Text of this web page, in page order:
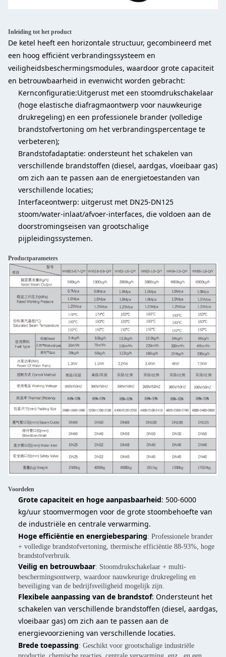
Inleiding tot het product
De ketel heeft een horizontale structuur, gecombineerd met
een hoog efficiënt verbrandingssysteem en
veiligheidsbeschermingsmodules, waardoor grote capaciteit
en betrouwbaarheid in evenwicht worden gebracht:
Kernconfiguratie:Uitgerust met een stoomdrukschakelaar
(hoge elastische diafragmaontwerp voor nauwkeurige
drukregeling) en een professionele brander (volledige
brandstofvertoning om het verbrandingspercentage te
verbeteren);
Brandstofadaptatie: ondersteunt het schakelen van
verschillende brandstoffen (diesel, aardgas, vloeibaar gas)
om zich aan te passen aan de energietoestanden van
verschillende locaties;
Interfaceontwerp: uitgerust met DN25-DN125
stoom/water-inlaat/afvoer-interfaces, die voldoen aan de
doorstromingseisen van grootschalige
pijpleidingssystemen.
Productparameters
Voordelen
Grote capaciteit en hoge aanpasbaarheid: 500-6000
kg/uur stoomvermogen voor de grote stoombehoefte van
de industriële en centrale verwarming.
Hoge efficiëntie en energiebesparing: Professionele brander
+ volledige brandstofvertoning, thermische efficiëntie 88-93%, hoge
brandstofverbruik.
Veilig en betrouwbaar: Stoomdrukschakelaar + multi-
beschermingsontwerp, waardoor nauwkeurige drukregeling en
beveiliging van de bedrijfsveiligheid mogelijk zijn.
Flexibele aanpassing van de brandstof: Ondersteunt het
schakelen van verschillende brandstoffen (diesel, aardgas,
vloeibaar gas) om zich aan te passen aan de
energievoorziening van verschillende locaties.
Brede toepassing: Geschikt voor grootschalige industriële